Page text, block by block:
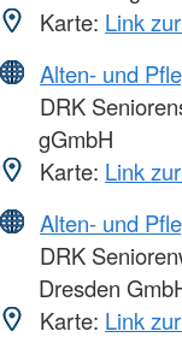
Karte: Link
Alten- und
DRK
gGmbH
Karte: Link
Alten- und
DRK
Dresden
Karte: Link